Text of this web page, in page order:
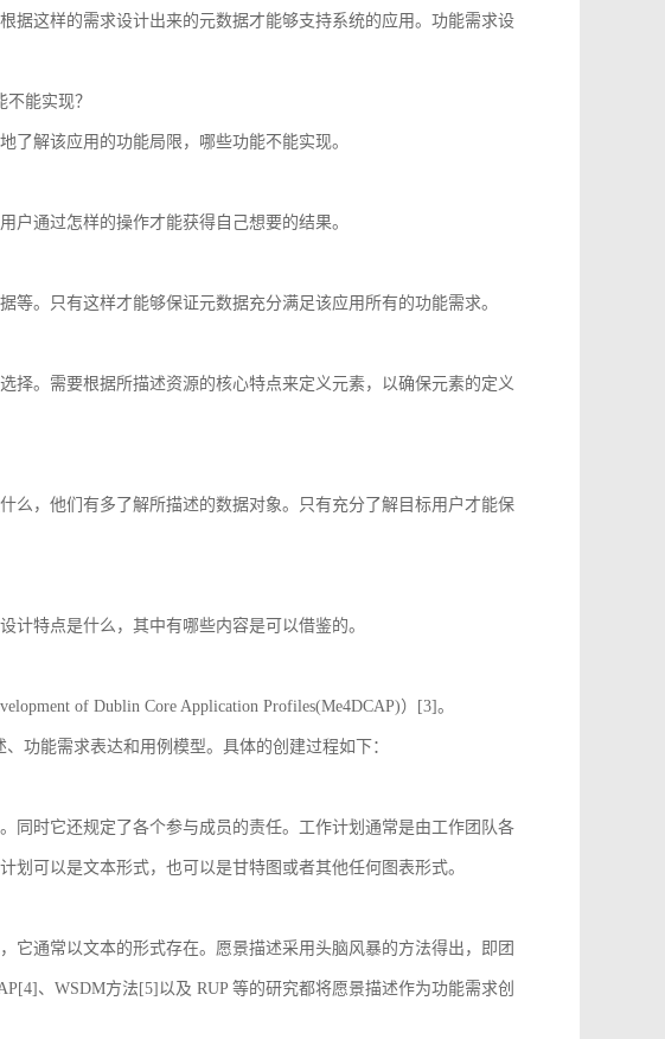
据这样的需求设计出来的元数据才能够支持系统的应用。功能需求设
能实现？
了解该应用的功能局限，哪些功能不能实现。
户通过怎样的操作才能获得自己想要的结果。
。只有这样才能够保证元数据充分满足该应用所有的功能需求。
择。需要根据所描述资源的核心特点来定义元素，以确保元素的定义
么，他们有多了解所描述的数据对象。只有充分了解目标用户才能保
计特点是什么，其中有哪些内容是可以借鉴的。
of Dublin Core Application Profiles(Me4DCAP)）[3]。
功能需求表达和用例模型。具体的创建过程如下：
同时它还规定了各个参与成员的责任。工作计划通常是由工作团队各
可以是文本形式，也可以是甘特图或者其他任何图表形式。
它通常以文本的形式存在。愿景描述采用头脑风暴的方法得出，即团
、WSDM方法[5]以及 RUP 等的研究都将愿景描述作为功能需求创